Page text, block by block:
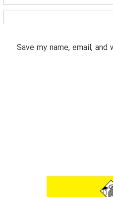
Save my name, email,